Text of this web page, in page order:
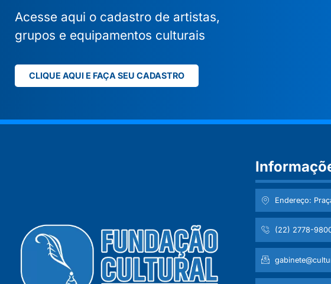
Acesse aqui o cadastro de artistas,
grupos e equipamentos culturais
CLIQUE AQUI E FAÇA SEU CADASTRO
Endereço:
(22) 2778-